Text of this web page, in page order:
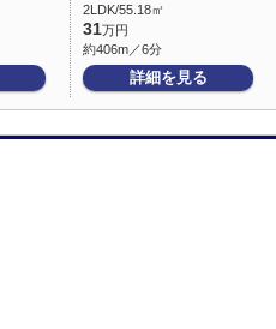
2LDK/55.18㎡
31万円
約406m／6分
詳細を見る